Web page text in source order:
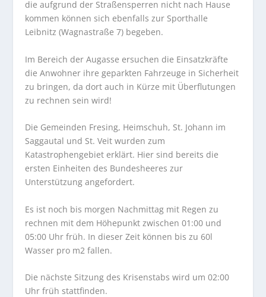
die aufgrund der Straßensperren nicht nach Hause
kommen können sich ebenfalls zur Sporthalle
Leibnitz (Wagnastraße 7) begeben.
Im Bereich der Augasse ersuchen die Einsatzkräfte
die Anwohner ihre geparkten Fahrzeuge in Sicherheit
zu bringen, da dort auch in Kürze mit Überflutungen
zu rechnen sein wird!
Die Gemeinden Fresing, Heimschuh, St. Johann im
Saggautal und St. Veit wurden zum
Katastrophengebiet erklärt. Hier sind bereits die
ersten Einheiten des Bundesheeres zur
Unterstützung angefordert.
Es ist noch bis morgen Nachmittag mit Regen zu
rechnen mit dem Höhepunkt zwischen 01:00 und
05:00 Uhr früh. In dieser Zeit können bis zu 60l
Wasser pro m2 fallen.
Die nächste Sitzung des Krisenstabs wird um 02:00
Uhr früh stattfinden.